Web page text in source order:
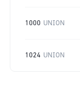
1000 UNION
1024 UNION